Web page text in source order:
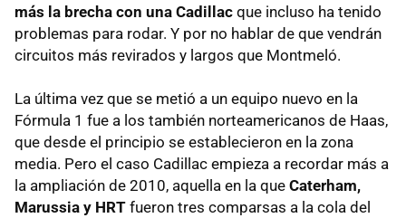
más la brecha con una Cadillac que incluso ha tenido
problemas para rodar. Y por no hablar de que vendrán
circuitos más revirados y largos que Montmeló.
La última vez que se metió a un equipo nuevo en la
Fórmula 1 fue a los también norteamericanos de Haas,
que desde el principio se establecieron en la zona
media. Pero el caso Cadillac empieza a recordar más a
la ampliación de 2010, aquella en la que Caterham,
Marussia y HRT fueron tres comparsas a la cola del